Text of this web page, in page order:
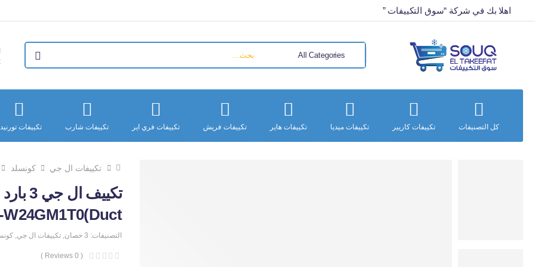
اهلا بك في شركة “سوق التكييفات ”
كل التصنيفات تكييفات كاريير تكييفات ميديا تكييفات هاير تكييفات فريش تكييفات فري اير تكييفات شارب تكييفات
تكييفات ال جي كونسلد
Duct)AB-W24GM1T0
التصنيفات: 3 حصان , تكييفات ال جي,
( 0 Reviews )